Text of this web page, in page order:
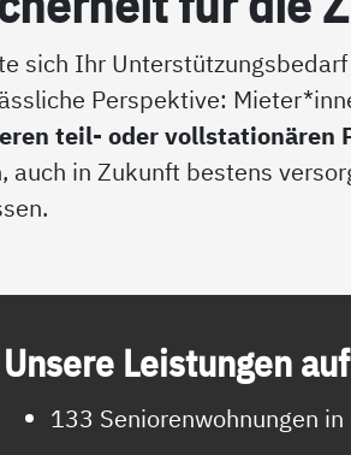
sich Ihr
Perspektive:
teil- oder vollstationären
auch in Zukunft bestens
Un­se­re Leis­tun­gen
133 Seniorenwohnungen